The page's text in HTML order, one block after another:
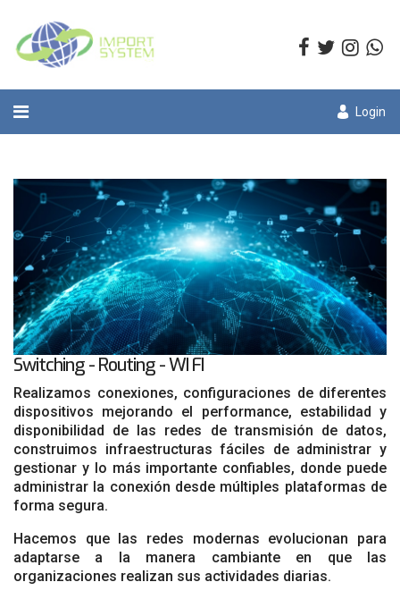
Login
Switching - Routing - WI FI
Realizamos conexiones, configuraciones de diferentes
dispositivos mejorando el performance, estabilidad y
disponibilidad de las redes de transmisión de datos,
construimos infraestructuras fáciles de administrar y
gestionar y lo más importante confiables, donde puede
administrar la conexión desde múltiples plataformas de
forma segura.
Hacemos que las redes modernas evolucionan para
adaptarse a la manera cambiante en que las
organizaciones realizan sus actividades diarias.